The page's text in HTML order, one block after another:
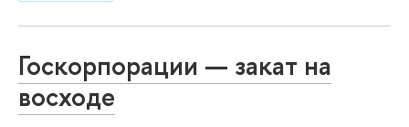
Госкорпорации — закат на
восходе